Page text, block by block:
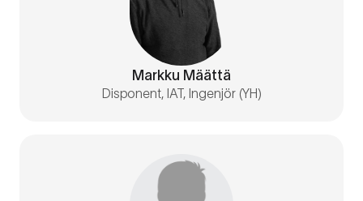
Markku Määttä
Disponent, IAT, Ingenjör (YH)